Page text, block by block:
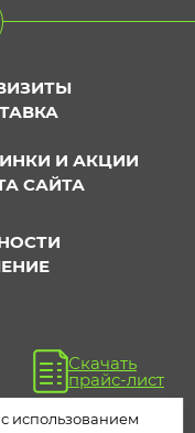
И АКЦИИ
САЙТА
Скачать
прайс-лист
использованием